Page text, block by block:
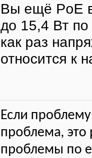
Вы ещё PoE
до 15,4 Вт
как раз
относится к
Если
проблема, это
проблемы по